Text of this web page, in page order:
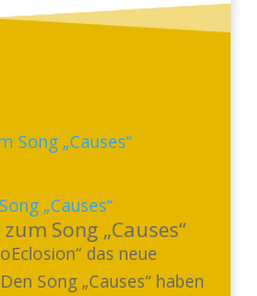
„Causes“
Song „Causes“
das neue
Song „Causes“ haben